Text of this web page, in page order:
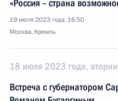
«Россия – страна
19 июля 2023 года, 16:50
Москва, Кремль
18 июля 2023 года,
Встреча с губернатором